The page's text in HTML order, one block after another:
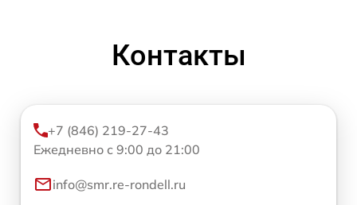
Контакты
+7 (846) 219-27-43
Ежедневно с 9:00 до 21:00
info@smr.re-rondell.ru